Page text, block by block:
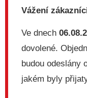
Vážení
Ve dnech
dovolené.
budou odeslány
jakém byly